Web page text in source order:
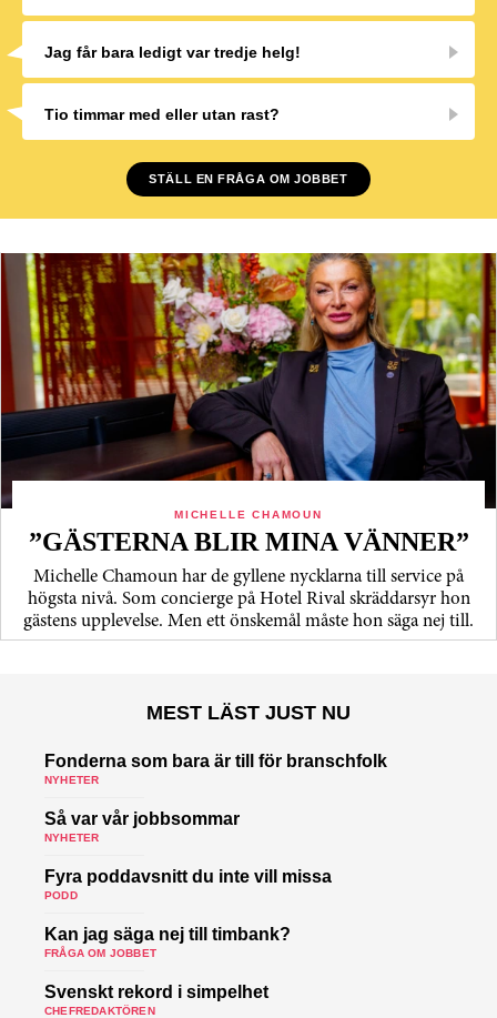
Jag får bara ledigt var tredje helg!
Tio timmar med eller utan rast?
STÄLL EN FRÅGA OM JOBBET
MICHELLE CHAMOUN
”GÄSTERNA BLIR MINA VÄNNER”
Michelle Chamoun har de gyllene nycklarna till service på
högsta nivå. Som concierge på Hotel Rival skräddarsyr hon
gästens upp­levelse. Men ett önskemål måste hon säga nej till.
MEST LÄST JUST NU
Fonderna som bara är till för branschfolk
NYHETER
Så var vår jobbsommar
NYHETER
Fyra poddavsnitt du inte vill missa
PODD
Kan jag säga nej till timbank?
FRÅGA OM JOBBET
Svenskt rekord i simpelhet
CHEFREDAKTÖREN